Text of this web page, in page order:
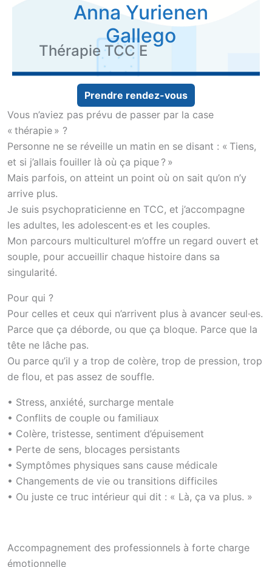
Anna Yurienen
Gallego
Thérapie TCC E
Prendre rendez-vous
Vous n’aviez pas prévu de passer par la case
« thérapie » ?
Personne ne se réveille un matin en se disant : « Tiens,
et si j’allais fouiller là où ça pique ? »
Mais parfois, on atteint un point où on sait qu’on n’y
arrive plus.
Je suis psychopraticienne en TCC, et j’accompagne
les adultes, les adolescent·es et les couples.
Mon parcours multiculturel m’offre un regard ouvert et
souple, pour accueillir chaque histoire dans sa
singularité.
Pour qui ?
Pour celles et ceux qui n’arrivent plus à avancer seul·es.
Parce que ça déborde, ou que ça bloque. Parce que la
tête ne lâche pas.
Ou parce qu’il y a trop de colère, trop de pression, trop
de flou, et pas assez de souffle.
• Stress, anxiété, surcharge mentale
• Conflits de couple ou familiaux
• Colère, tristesse, sentiment d’épuisement
• Perte de sens, blocages persistants
• Symptômes physiques sans cause médicale
• Changements de vie ou transitions difficiles
• Ou juste ce truc intérieur qui dit : « Là, ça va plus. »
Accompagnement des professionnels à forte charge
émotionnelle